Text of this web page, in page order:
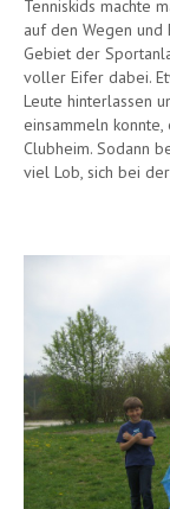
Tenniskids machte
auf den Wegen und
Gebiet der
voller Eifer dabei.
Leute hinterlassen
einsammeln
Clubheim. Sodann
viel Lob, sich bei